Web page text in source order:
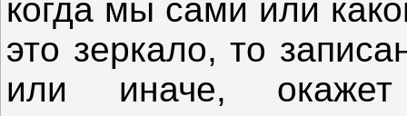
когда мы сами или
это зеркало, то
или иначе,